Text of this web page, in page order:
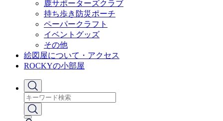
鹿サポーターズクラブ
持ち歩き防災ポーチ
ペーパークラフト
イベントグッズ
その他
絵図屋について・アクセス
ROCKYの小部屋